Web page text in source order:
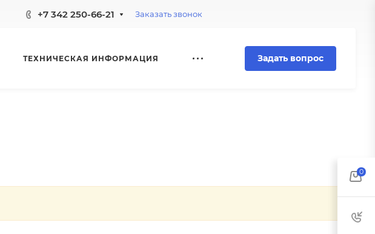
+7 342 250-66-21 Заказать звонок
ТЕХНИЧЕСКАЯ ИНФОРМАЦИЯ Задать вопрос
0